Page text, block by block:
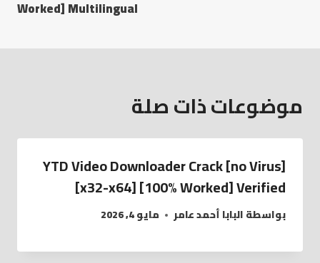
Worked] Multilingual
موضوعات ذات صلة
YTD Video Downloader Crack [no Virus]
[x32-x64] [100% Worked] Verified
بواسطةالبابا أحمد عامر مايو 4, 2026